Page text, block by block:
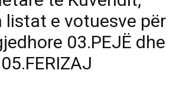
listat e votuesve për
03.PEJË dhe
05.FERIZAJ